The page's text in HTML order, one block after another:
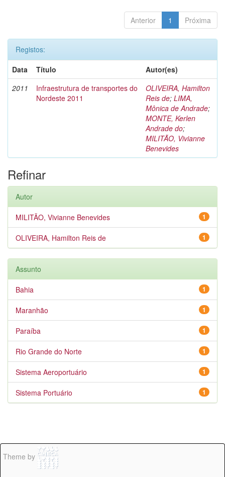
Anterior 1 Próxima
Registos:
Data
Título
Autor(es)
2011
Infraestrutura de transportes do
Nordeste 2011
OLIVEIRA, Hamilton
Reis de; LIMA,
Mônica de Andrade;
MONTE, Kerlen
Andrade do;
MILITÃO, Vivianne
Benevides
Refinar
Autor
1
MILITÃO, Vivianne Benevides
1
OLIVEIRA, Hamilton Reis de
Assunto
1
Bahia
1
Maranhão
1
Paraíba
1
Rio Grande do Norte
1
Sistema Aeroportuário
1
Sistema Portuário
Theme by